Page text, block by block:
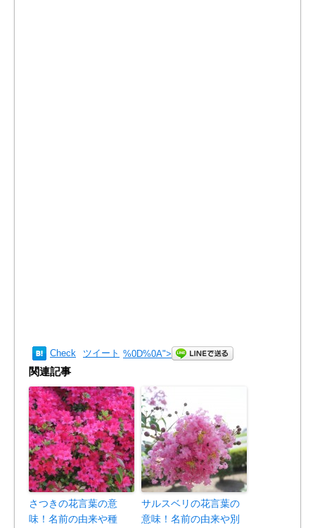
Check ツイート %0D%0A">
関連記事
さつきの花言葉の意
味！名前の由来や種
サルスベリの花言葉の
意味！名前の由来や別